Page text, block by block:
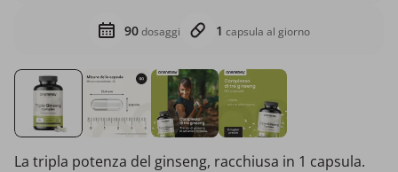
90dosaggi 1 capsula al giorno
La tripla potenza del ginseng, racchiusa in 1 capsula.